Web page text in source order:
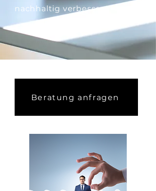
nachhaltig verbessern.
Beratung anfragen